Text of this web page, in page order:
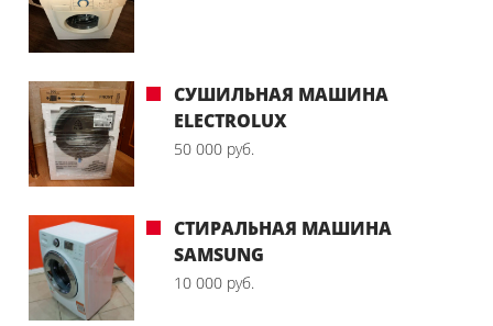
СУШИЛЬНАЯ МАШИНА
ELECTROLUX
50 000 руб.
СТИРАЛЬНАЯ МАШИНА
SAMSUNG
10 000 руб.